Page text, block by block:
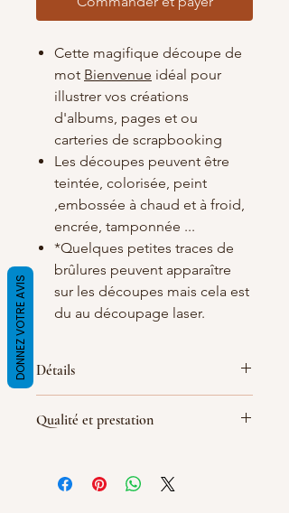
Cette magifique découpe de
mot Bienvenue idéal pour
illustrer vos créations
d'albums, pages et ou
carteries de scrapbooking
Les découpes peuvent être
teintée, colorisée, peint
,embossée à chaud et à froid,
encrée, tamponnée ...
*Quelques petites traces de
brûlures peuvent apparaître
sur les découpes mais cela est
du au découpage laser.
Détails
1.5 mm d'épaisseur
varier)
Qualité et prestation
les découpes sont réalisé le jour de la
commande, le délai de livraison peut
DONNEZ VOTRE AVIS